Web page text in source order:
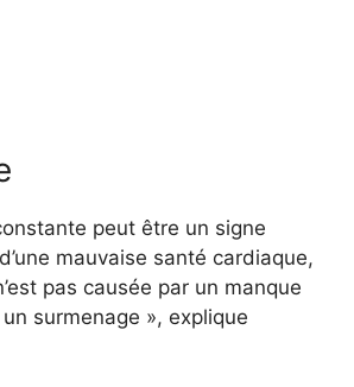
peut être un signe
mauvaise santé cardiaque,
pas causée par un manque
surmenage », explique